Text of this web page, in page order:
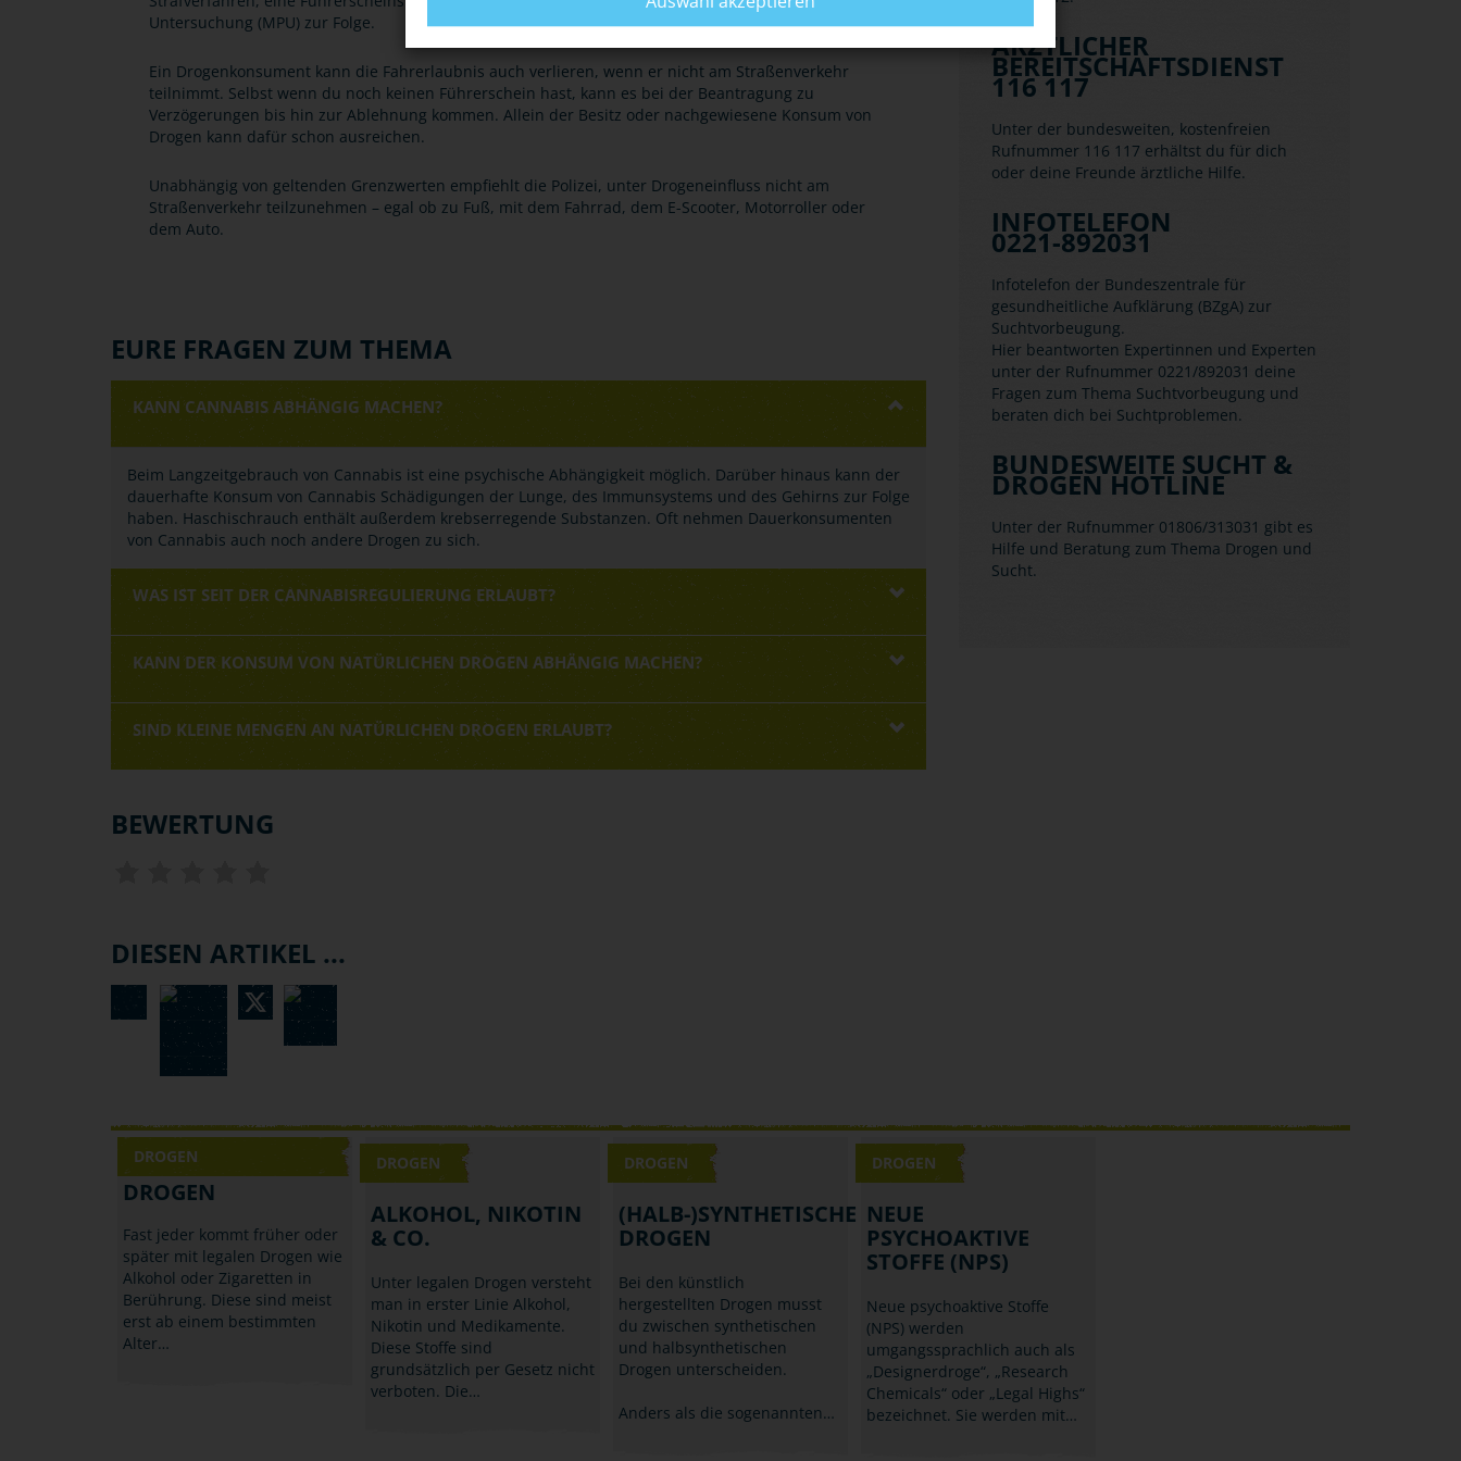
Untersuchung (MPU) zur Folge.
Ein Drogenkonsument kann die Fahrerlaubnis auch verlieren, wenn er nicht am Straßenverkehr
teilnimmt. Selbst wenn du noch keinen Führerschein hast, kann es bei der Beantragung zu
Verzögerungen bis hin zur Ablehnung kommen. Allein der Besitz oder nachgewiesene Konsum von
Drogen kann dafür schon ausreichen.
Unabhängig von geltenden Grenzwerten empfiehlt die Polizei, unter Drogeneinfluss nicht am
Straßenverkehr teilzunehmen – egal ob zu Fuß, mit dem Fahrrad, dem E-Scooter, Motorroller oder
dem Auto.
EURE FRAGEN ZUM THEMA
KANN CANNABIS ABHÄNGIG MACHEN?
Beim Langzeitgebrauch von Cannabis ist eine psychische Abhängigkeit möglich. Darüber hinaus kann der
dauerhafte Konsum von Cannabis Schädigungen der Lunge, des Immunsystems und des Gehirns zur Folge
haben. Haschischrauch enthält außerdem krebserregende Substanzen. Oft nehmen Dauerkonsumenten
von Cannabis auch noch andere Drogen zu sich.
WAS IST SEIT DER CANNABISREGULIERUNG ERLAUBT?
KANN DER KONSUM VON NATÜRLICHEN DROGEN ABHÄNGIG MACHEN?
SIND KLEINE MENGEN AN NATÜRLICHEN DROGEN ERLAUBT?
BEWERTUNG
DIESEN ARTIKEL ...
ÄRZTLICHER
BEREITSCHAFTSDIENST
116 117
Unter der bundesweiten, kostenfreien
Rufnummer 116 117 erhältst du für dich
oder deine Freunde ärztliche Hilfe.
INFOTELEFON
0221-892031
Infotelefon der Bundeszentrale für
gesundheitliche Aufklärung (BZgA) zur
Suchtvorbeugung.
Hier beantworten Expertinnen und Experten
unter der Rufnummer 0221/892031 deine
Fragen zum Thema Suchtvorbeugung und
beraten dich bei Suchtproblemen.
BUNDESWEITE SUCHT &
DROGEN HOTLINE
Unter der Rufnummer 01806/313031 gibt es
Hilfe und Beratung zum Thema Drogen und
Sucht.
DROGEN
DROGEN
Fast jeder kommt früher oder
später mit legalen Drogen wie
Alkohol oder Zigaretten in
Berührung. Diese sind meist
erst ab einem bestimmten
Alter…
DROGEN
ALKOHOL, NIKOTIN
& CO.
Unter legalen Drogen versteht
man in erster Linie Alkohol,
Nikotin und Medikamente.
Diese Stoffe sind
grundsätzlich per Gesetz nicht
verboten. Die…
DROGEN
(HALB-)SYNTHETISCHE
DROGEN
Bei den künstlich
hergestellten Drogen musst
du zwischen synthetischen
und halbsynthetischen
Drogen unterscheiden.
Anders als die sogenannten…
DROGEN
NEUE
PSYCHOAKTIVE
STOFFE (NPS)
Neue psychoaktive Stoffe
(NPS) werden
umgangssprachlich auch als
„Designerdroge“, „Research
Chemicals“ oder „Legal Highs“
bezeichnet. Sie werden mit…